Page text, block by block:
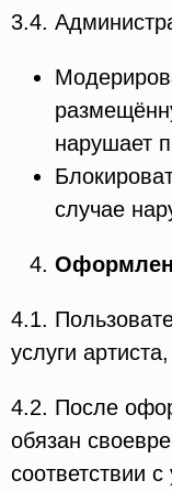
3.4.
нарушает
случае
4.1.
услуги
4.2. После
обязан
соответствии